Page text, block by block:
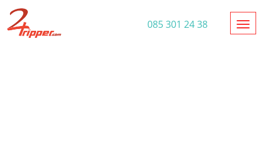
085 301 24 38